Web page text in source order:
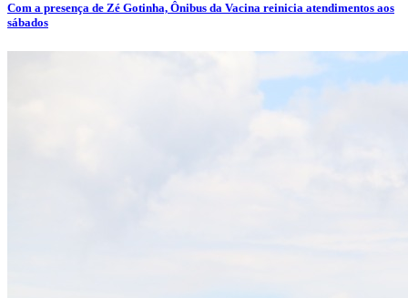
Com a presença de Zé Gotinha, Ônibus da Vacina reinicia atendimentos aos
sábados